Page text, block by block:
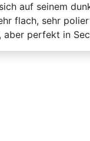
auf seinem
flach, sehr
aber perfekt in